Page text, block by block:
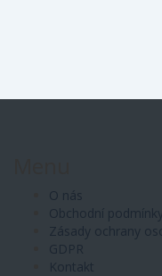
O nás
Obchodní podmínky
Zásady ochrany
GDPR
Kontakt